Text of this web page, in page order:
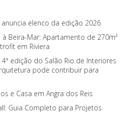
anuncia elenco da edição 2026
Beira-Mar: Apartamento de 270m²
em Riviera
edição do Salão Rio de Interiores
pode contribuir para
e Casa em Angra dos Reis
Guia Completo para Projetos